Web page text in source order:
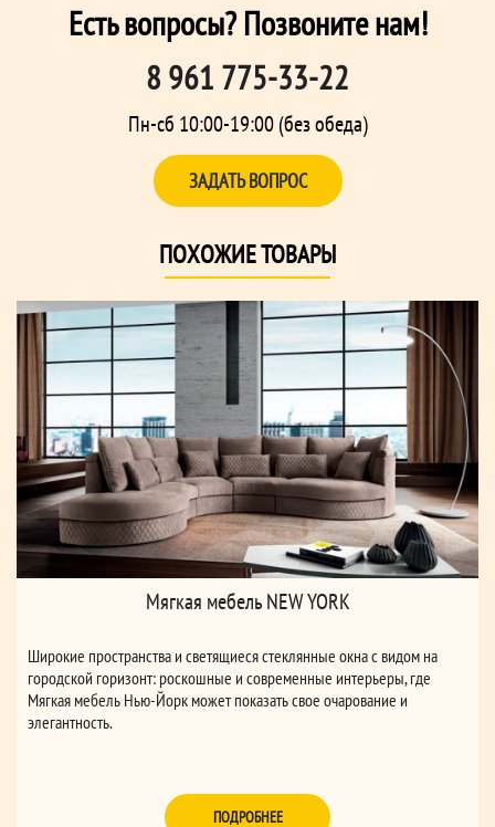
Есть вопросы? Позвоните нам!
8 961 775-33-22
Пн-сб 10:00-19:00 (без обеда)
ЗАДАТЬ ВОПРОС
ПОХОЖИЕ ТОВАРЫ
Мягкая мебель NEW YORK
Широкие пространства и светящиеся стеклянные окна с видом на
городской горизонт: роскошные и современные интерьеры, где
Мягкая мебель Нью-Йорк может показать свое очарование и
элегантность.
ПОДРОБНЕЕ